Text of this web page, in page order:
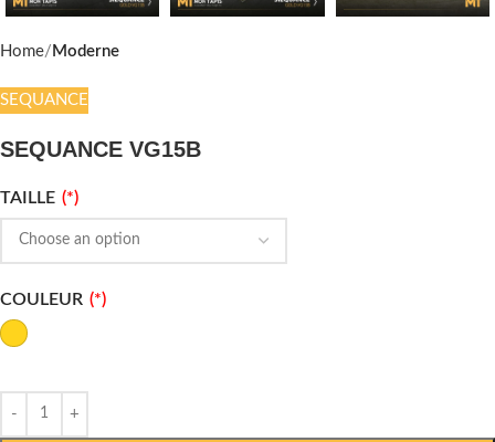
Home Moderne
SEQUANCE
SEQUANCE VG15B
COULEUR
TAILLE